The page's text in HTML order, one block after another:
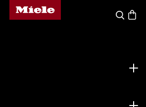
Homepage van Miele
Wat zoek